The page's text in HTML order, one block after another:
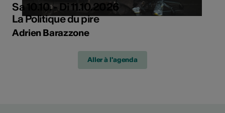
Sa 10.10. - Di 11.10.2026
La Politique du pire
Adrien Barazzone
Aller à l'agenda